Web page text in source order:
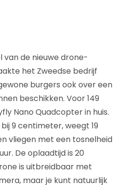
de nieuwe drone-
het Zweedse bedrijf
burgers ook over een
beschikken. Voor 149
Nano Quadcopter in huis.
9 centimeter, weegt 19
vliegen met een tosnelheid
De oplaadtijd is 20
is uitbreidbaar met
maar je kunt natuurlijk